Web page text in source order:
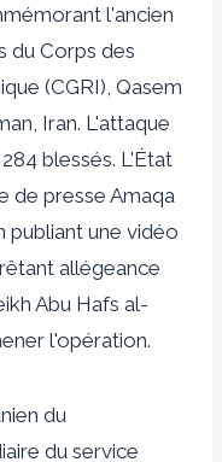
l'ancien
du Corps des
(CGRI), Qasem
Iran. L'attaque
blessés. L'État
de presse Amaqa
publiant une vidéo
allégeance
Abu Hafs al-
l'opération.
du
du service